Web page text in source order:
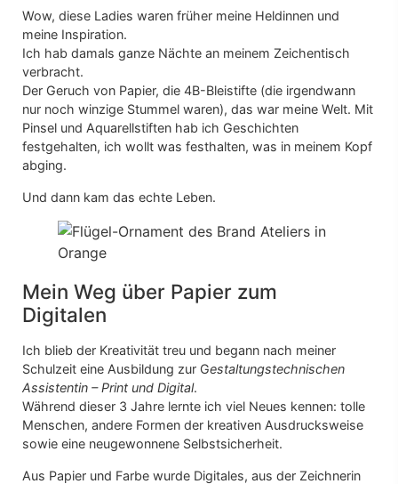
Wow, diese Ladies waren früher meine Heldinnen und
meine Inspiration.
Ich hab damals ganze Nächte an meinem Zeichentisch
verbracht.
Der Geruch von Papier, die 4B-Bleistifte (die irgendwann
nur noch winzige Stummel waren), das war meine Welt. Mit
Pinsel und Aquarellstiften hab ich Geschichten
festgehalten, ich wollt was festhalten, was in meinem Kopf
abging.
Und dann kam das echte Leben.
Mein Weg über Papier zum
Digitalen
Ich blieb der Kreativität treu und begann nach meiner
Schulzeit eine Ausbildung zur Gestaltungstechnischen
Assistentin – Print und Digital.
Während dieser 3 Jahre lernte ich viel Neues kennen: tolle
Menschen, andere Formen der kreativen Ausdrucksweise
sowie eine neugewonnene Selbstsicherheit.
Aus Papier und Farbe wurde Digitales, aus der Zeichnerin